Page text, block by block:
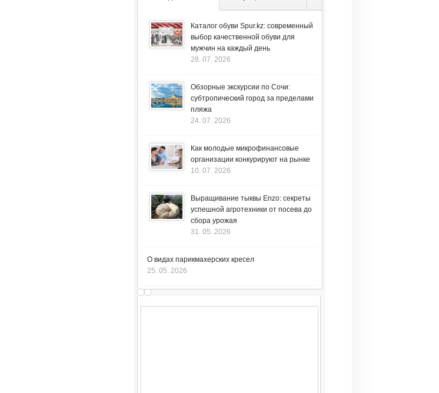
Каталог обуви Spur.kz: современный
выбор качественной обуви для
мужчин на каждый день
28. 07. 2026
Обзорные экскурсии по Сочи:
субтропический город за пределами
пляжа
24. 07. 2026
Как молодые микрофинансовые
организации конкурируют на рынке
10. 07. 2026
Выращивание тыквы Enzo: секреты
успешной агротехники от посева до
сбора урожая
31. 05. 2026
О видах парикмахерских кресел
25. 05. 2026